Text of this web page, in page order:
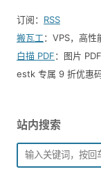
订阅： RSS
搬瓦工：VPS，高性
白描 PDF：图片
estk 专属 9 折优惠
站内搜索